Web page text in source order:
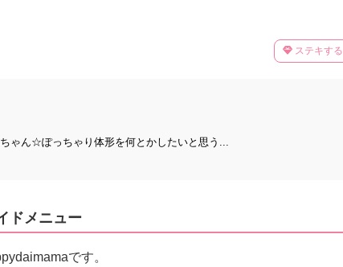
ステキする
ゃん☆ぽっちゃり体形を何とかしたいと思う...
ドメニュー
です。